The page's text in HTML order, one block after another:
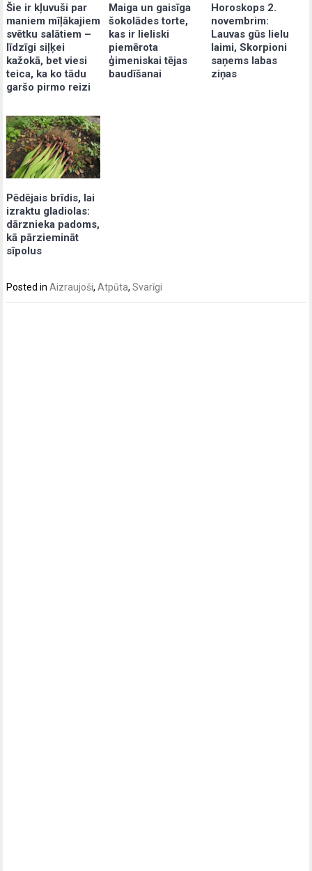
Šie ir kļuvuši par
maniem mīļākajiem
svētku salātiem –
līdzīgi siļķei
kažokā, bet viesi
teica, ka ko tādu
garšo pirmo reizi
Maiga un gaisīga
šokolādes torte,
kas ir lieliski
piemērota
ģimeniskai tējas
baudīšanai
Horoskops 2.
novembrim:
Lauvas gūs lielu
laimi, Skorpioni
saņems labas
ziņas
Pēdējais brīdis, lai
izraktu gladiolas:
dārznieka padoms,
kā pārziemināt
sīpolus
Posted inAizraujoši,Atpūta,Svarīgi